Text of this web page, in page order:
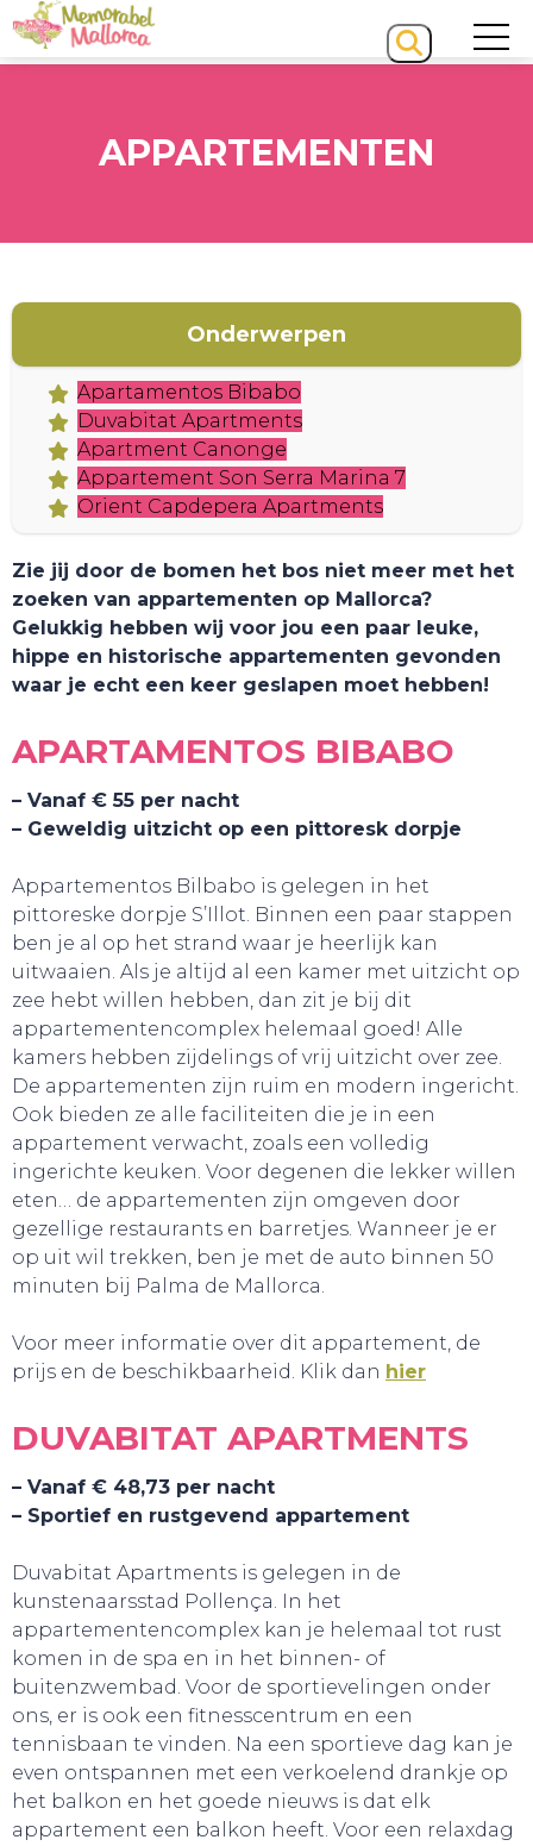
TOURS
SLAAP LEKKER!
APPARTEMENTEN
Onderwerpen
Apartamentos Bibabo
Duvabitat Apartments
Apartment Canonge
Appartement Son Serra Marina 7
Orient Capdepera Apartments
Zie jij door de bomen het bos niet meer met het
zoeken van appartementen op Mallorca?
Gelukkig hebben wij voor jou een paar leuke,
hippe en historische appartementen gevonden
waar je echt een keer geslapen moet hebben!
APARTAMENTOS BIBABO
– Vanaf € 55 per nacht
– Geweldig uitzicht op een pittoresk dorpje
Appartementos Bilbabo is gelegen in het
pittoreske dorpje S’Illot. Binnen een paar stappen
ben je al op het strand waar je heerlijk kan
uitwaaien. Als je altijd al een kamer met uitzicht op
zee hebt willen hebben, dan zit je bij dit
appartementencomplex helemaal goed! Alle
kamers hebben zijdelings of vrij uitzicht over zee.
De appartementen zijn ruim en modern ingericht.
Ook bieden ze alle faciliteiten die je in een
appartement verwacht, zoals een volledig
ingerichte keuken. Voor degenen die lekker willen
eten… de appartementen zijn omgeven door
gezellige restaurants en barretjes. Wanneer je er
op uit wil trekken, ben je met de auto binnen 50
minuten bij Palma de Mallorca.
Voor meer informatie over dit appartement, de
prijs en de beschikbaarheid. Klik dan hier
DUVABITAT APARTMENTS
– Vanaf € 48,73 per nacht
– Sportief en rustgevend appartement
Duvabitat Apartments is gelegen in de
kunstenaarsstad Pollença. In het
appartementencomplex kan je helemaal tot rust
komen in de spa en in het binnen- of
buitenzwembad. Voor de sportievelingen onder
ons, er is ook een fitnesscentrum en een
tennisbaan te vinden. Na een sportieve dag kan je
even ontspannen met een verkoelend drankje op
het balkon en het goede nieuws is dat elk
appartement een balkon heeft. Voor een relaxdag